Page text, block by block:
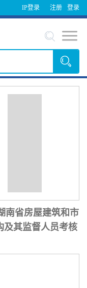
IP登录 登录
注册
南省房屋建筑和市
及其监督人员考核